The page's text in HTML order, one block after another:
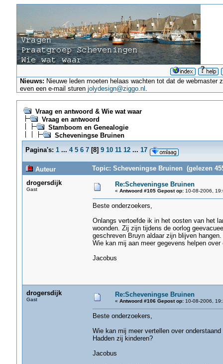
Nieuws: Nieuwe leden moeten helaas wachten tot dat de
even een e-mail sturenjolydesign@ziggo.nl .
Vraag en antwoord & Wie wat waar
Vraag en antwoord
Stamboom en Genealogie
Scheveningse Bruinen
Pagina's: 1 ... 4 5 6 7[8] 9 10 11 12 ... 17
Auteur
Topic: Scheveningse Bruinen (gelezen
drogersdijk
Gast
Re:Scheveningse Bruinen
« Antwoord #105 Gepost op:10-08-2006,
Beste onderzoekers,
Onlangs vertoefde ik in het oosten van het
woonden. Zij zijn tijdens de oorlog
geschreven Bruyn aldaar zijn blijven hangen.
Wie kan mij aan meer gegevens helpen
Jacobus
drogersdijk
Gast
Re:Scheveningse Bruinen
« Antwoord #106 Gepost op:10-08-2006,
Beste onderzoekers,
Wie kan mij meer vertellen over onderstaand
Hadden zij kinderen?
Jacobus